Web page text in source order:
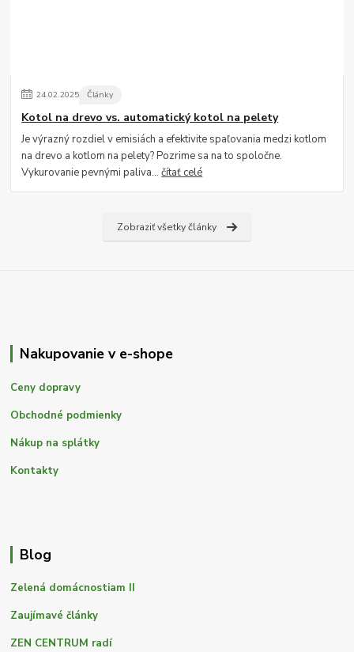
24.02.2025 Články
Kotol na drevo vs. automatický kotol na pelety
Je výrazný rozdiel v emisiách a efektivite spaľovania medzi kotlom
na drevo a kotlom na pelety? Pozrime sa na to spoločne.
Vykurovanie pevnými paliva...čítať celé
Zobraziť všetky články
Nakupovanie v e-shope
Ceny dopravy
Obchodné podmienky
Nákup na splátky
Kontakty
Blog
Zelená domácnostiam II
Zaujímavé články
ZEN CENTRUM radí